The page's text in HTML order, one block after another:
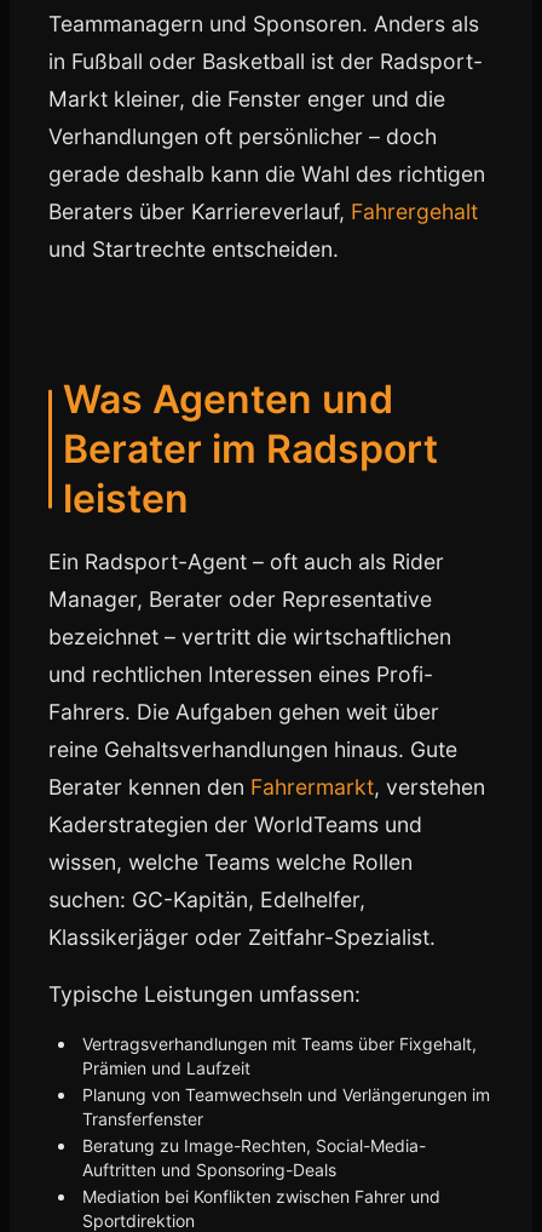
Teammanagern und Sponsoren. Anders als
in Fußball oder Basketball ist der Radsport-
Markt kleiner, die Fenster enger und die
Verhandlungen oft persönlicher – doch
gerade deshalb kann die Wahl des richtigen
Beraters über Karriereverlauf, Fahrergehalt
und Startrechte entscheiden.
Was Agenten und
Berater im Radsport
leisten
Ein Radsport-Agent – oft auch als Rider
Manager, Berater oder Representative
bezeichnet – vertritt die wirtschaftlichen
und rechtlichen Interessen eines Profi-
Fahrers. Die Aufgaben gehen weit über
reine Gehaltsverhandlungen hinaus. Gute
Berater kennen den Fahrermarkt, verstehen
Kaderstrategien der WorldTeams und
wissen, welche Teams welche Rollen
suchen: GC-Kapitän, Edelhelfer,
Klassikerjäger oder Zeitfahr-Spezialist.
Typische Leistungen umfassen:
Vertragsverhandlungen mit Teams über Fixgehalt,
Prämien und Laufzeit
Planung von Teamwechseln und Verlängerungen im
Transferfenster
Beratung zu Image-Rechten, Social-Media-
Auftritten und Sponsoring-Deals
Mediation bei Konflikten zwischen Fahrer und
Sportdirektion